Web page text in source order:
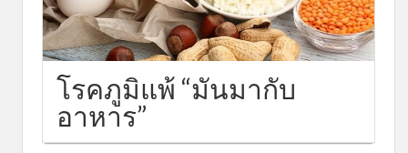
โรคภูมิแพ้ “มันมากับ
อาหาร”